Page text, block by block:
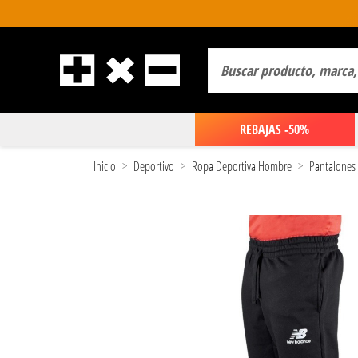
REBAJAS -50%
Inicio Deportivo Ropa Deportiva Hombre